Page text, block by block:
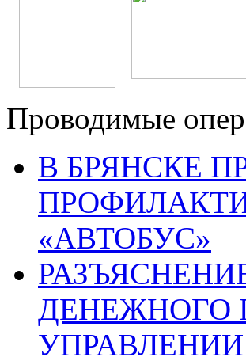
Проводимые
В БРЯНСКЕ
«АВТОБУС»
ДЕНЕЖНОГО